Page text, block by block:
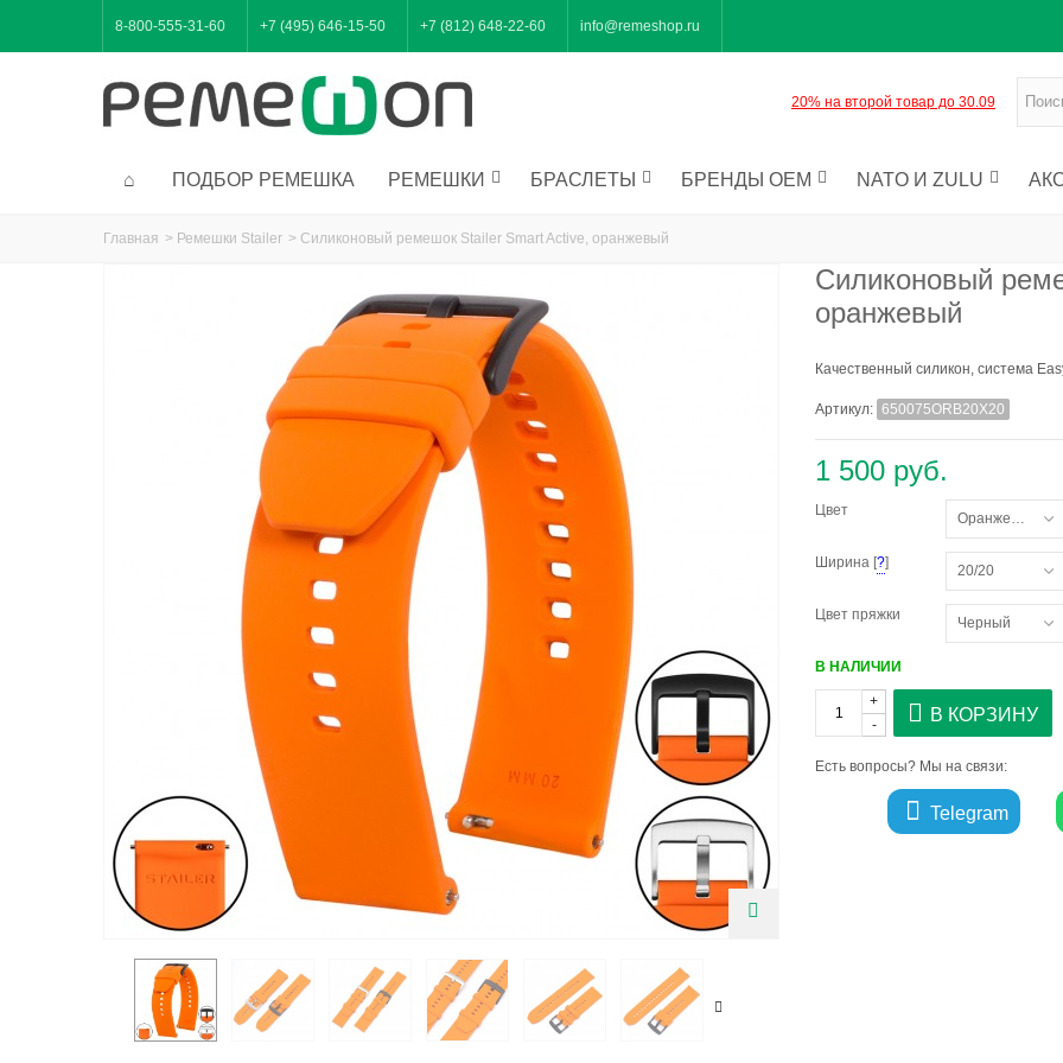
8-800-555-31-60 +7 (495) 646-15-50 +7 (812) 648-22-60 info@remeshop.ru
20% на второй товар до 30.09
ПОДБОР РЕМЕШКА РЕМЕШКИ БРАСЛЕТЫ БРЕНДЫ OEM NATO И ZULU
Главная > Ремешки Stailer > Силиконовый ремешок Stailer Smart Active, оранжевый
Силиконовый
оранжевый
Качественный силикон, система
Артикул: 650075ORB20X20
1 500 руб.
Цвет Оранжевый
Ширина [?] 20/20
Цвет пряжки Черный
В НАЛИЧИИ
-
+
В КОРЗИНУ
Есть вопросы? Мы на связи:
Telegram